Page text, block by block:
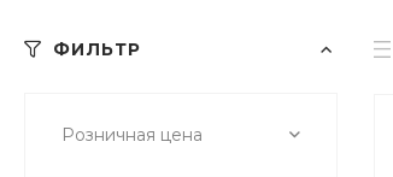
ФИЛЬТР
Розничная цена